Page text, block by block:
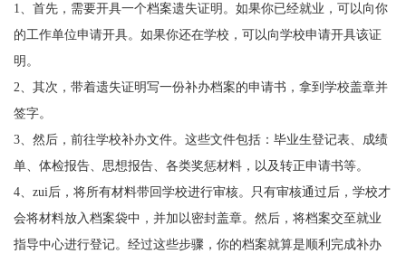
1、首先，需要开具一个档案遗失证明。如果你已经就业，可以向你
的工作单位申请开具。如果你还在学校，可以向学校申请开具该证
明。
2、其次，带着遗失证明写一份补办档案的申请书，拿到学校盖章并
签字。
3、然后，前往学校补办文件。这些文件包括：毕业生登记表、成绩
单、体检报告、思想报告、各类奖惩材料，以及转正申请书等。
4、 zui后，将所有材料带回学校进行审核。只有审核通过后，学校才
会将材料放入档案袋中，并加以密封盖章。然后，将档案交至就业
指导中心进行登记。经过这些步骤，你的档案就算是顺利完成补办